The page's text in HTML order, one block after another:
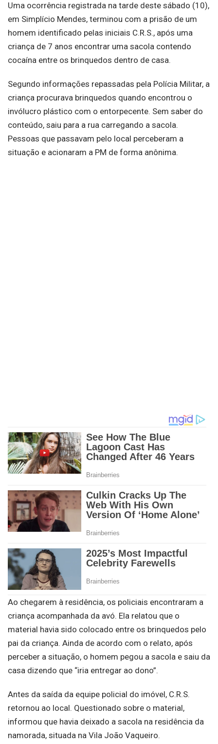
Uma ocorrência registrada na tarde deste sábado (10),
em Simplício Mendes, terminou com a prisão de um
homem identificado pelas iniciais C.R.S., após uma
criança de 7 anos encontrar uma sacola contendo
cocaína entre os brinquedos dentro de casa.
Segundo informações repassadas pela Polícia Militar, a
criança procurava brinquedos quando encontrou o
invólucro plástico com o entorpecente. Sem saber do
conteúdo, saiu para a rua carregando a sacola.
Pessoas que passavam pelo local perceberam a
situação e acionaram a PM de forma anônima.
Ao chegarem à residência, os policiais encontraram a
criança acompanhada da avó. Ela relatou que o
material havia sido colocado entre os brinquedos pelo
pai da criança. Ainda de acordo com o relato, após
perceber a situação, o homem pegou a sacola e saiu da
casa dizendo que “iria entregar ao dono”.
Antes da saída da equipe policial do imóvel, C.R.S.
retornou ao local. Questionado sobre o material,
informou que havia deixado a sacola na residência da
namorada, situada na Vila João Vaqueiro.